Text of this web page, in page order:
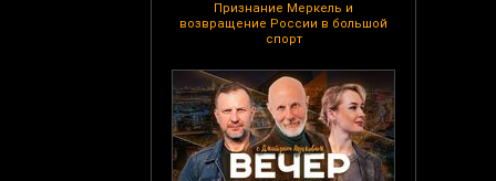
Признание Меркель и
возвращение России в большой
спорт